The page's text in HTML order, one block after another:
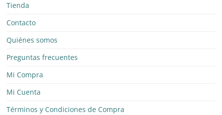
Tienda
Contacto
Quiénes somos
Preguntas frecuentes
Mi Compra
Mi Cuenta
Términos y Condiciones de Compra